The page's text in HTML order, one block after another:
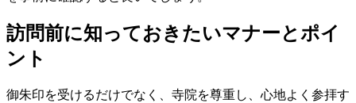
訪問前に知っておきたいマナーとポイ
ント
御朱印を受けるだけでなく、寺院を尊重し、心地よく参拝す